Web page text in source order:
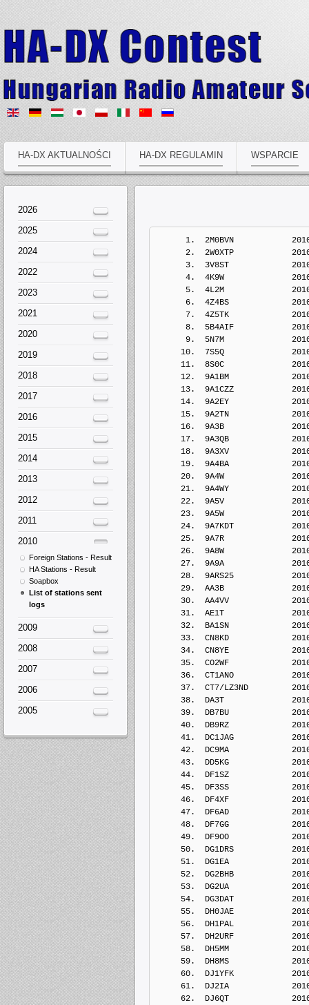
HA-DX AKTUALNOŚCI HA-DX REGULAMIN WSPARCIE
2.  2W0XTP
3.  3V8ST
4.  4K9W
5.  4L2M
6.  4Z4BS
7.  4Z5TK
8.  5B4AIF
9.  5N7M
10.  7S5Q
11.  8S0C
12.  9A1BM
13.  9A1CZZ
14.  9A2EY
15.  9A2TN
16.  9A3B
17.  9A3QB
18.  9A3XV
19.  9A4BA
20.  9A4W
21.  9A4WY
22.  9A5V
23.  9A5W
24.  9A7KDT
25.  9A7R
26.  9A8W
27.  9A9A
28.  9ARS25
29.  AA3B
30.  AA4VV
31.  AE1T
32.  BA1SN
33.  CN8KD
34.  CN8YE
35.  CO2WF
36.  CT1ANO
37.  CT7/LZ3ND
38.  DA3T
39.  DB7BU
40.  DB9RZ
41.  DC1JAG
42.  DC9MA
43.  DD5KG
44.  DF1SZ
45.  DF3SS
46.  DF4XF
47.  DF6AD
48.  DF7GG
49.  DF9OO
50.  DG1DRS
51.  DG1EA
52.  DG2BHB
53.  DG2UA
54.  DG3DAT
55.  DH0JAE
56.  DH1PAL
57.  DH2URF
58.  DH5MM
59.  DH8MS
60.  DJ1YFK
61.  DJ2IA
62.  DJ6QT
2026
2025
2024
2022
2023
2021
2020
2019
2018
2017
2016
2015
2014
2013
2012
2011
2010
Foreign Stations - Result
HA Stations - Result
Soapbox
List of stations sent
logs
2009
2008
2007
2006
2005